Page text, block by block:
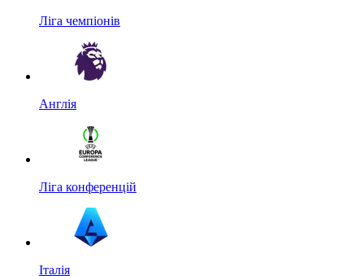
Ліга чемпіонів
Англія
Ліга конференцій
Італія